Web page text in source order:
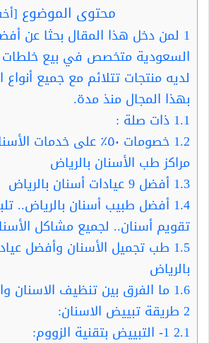
محتوى الموضوع [
1 لمن دخل هذا المقال بحثا عن
السعودية متخصص في بيع خلطات
لديه منتجات تتلائم مع جميع أنواع
بهذا المجال منذ مدة.
1.1 ذات صلة :
1.2
خصومات ٥٠٪؜ على خدمات
مراكز طب الأسنان بالرياض
1.3 أفضل 9 عيادات أسنان بالرياض
1.4 أفضل طبيب أسنان بالرياض..
تقويم أسنان.. لجميع مشاكل
1.5 طب تجميل الأسنان وأفضل
بالرياض
1.6 ما الفرق بين تنظيف الاسنان
2 طريقة تبييض الاسنان:
2.1